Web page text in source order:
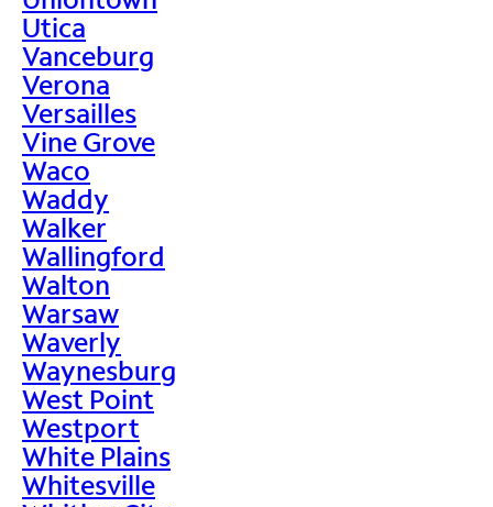
Utica
Vanceburg
Verona
Versailles
Vine Grove
Waco
Waddy
Walker
Wallingford
Walton
Warsaw
Waverly
Waynesburg
West Point
Westport
White Plains
Whitesville